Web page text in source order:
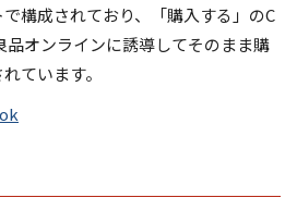
構成されており、「購入する」のC
品オンラインに誘導してそのまま購
ています。